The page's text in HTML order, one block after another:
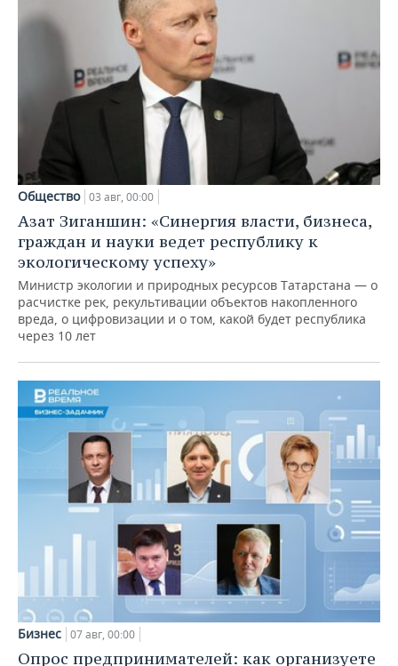
Общество 03 авг, 00:00
Азат Зиганшин: «Синергия власти, бизнеса,
граждан и науки ведет республику к
экологическому успеху»
Министр экологии и природных ресурсов Татарстана — о
расчистке рек, рекультивации объектов накопленного
вреда, о цифровизации и о том, какой будет республика
через 10 лет
Бизнес 07 авг, 00:00
Опрос предпринимателей: как организуете